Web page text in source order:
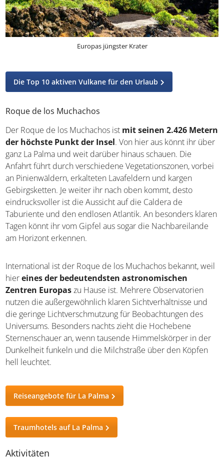
Europas jüngster Krater
Die Top 10 aktiven Vulkane für den Urlaub
Roque de los Muchachos
Der Roque de los Muchachos ist mit seinen 2.426 Metern
der höchste Punkt der Insel. Von hier aus könnt ihr über
ganz La Palma und weit darüber hinaus schauen. Die
Anfahrt führt durch verschiedene Vegetationszonen, vorbei
an Pinienwäldern, erkalteten Lavafeldern und kargen
Gebirgsketten. Je weiter ihr nach oben kommt, desto
eindrucksvoller ist die Aussicht auf die Caldera de
Taburiente und den endlosen Atlantik. An besonders klaren
Tagen könnt ihr vom Gipfel aus sogar die Nachbareilande
am Horizont erkennen.
International ist der Roque de los Muchachos bekannt, weil
hiereines der bedeutendsten astronomischen
Zentren Europaszu Hause ist. Mehrere Observatorien
nutzen die außergewöhnlich klaren Sichtverhältnisse und
die geringe Lichtverschmutzung für Beobachtungen des
Universums. Besonders nachts zieht die Hochebene
Sternenschauer an, wenn tausende Himmelskörper in der
Dunkelheit funkeln und die Milchstraße über den Köpfen
hell leuchtet.
Reiseangebote für La Palma
Traumhotels auf La Palma
Aktivitäten